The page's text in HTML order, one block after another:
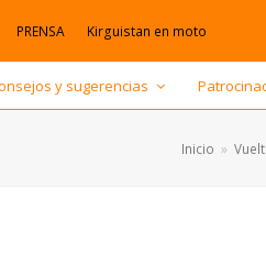
PRENSA Kirguistan en moto
y sugerencias
Inicio »